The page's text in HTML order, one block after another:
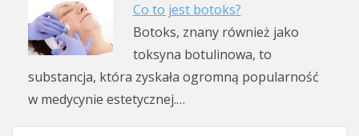
Co to jest botoks?
Botoks, znany również jako
toksyna botulinowa, to
substancja, która zyskała ogromną popularność
w medycynie estetycznej.…